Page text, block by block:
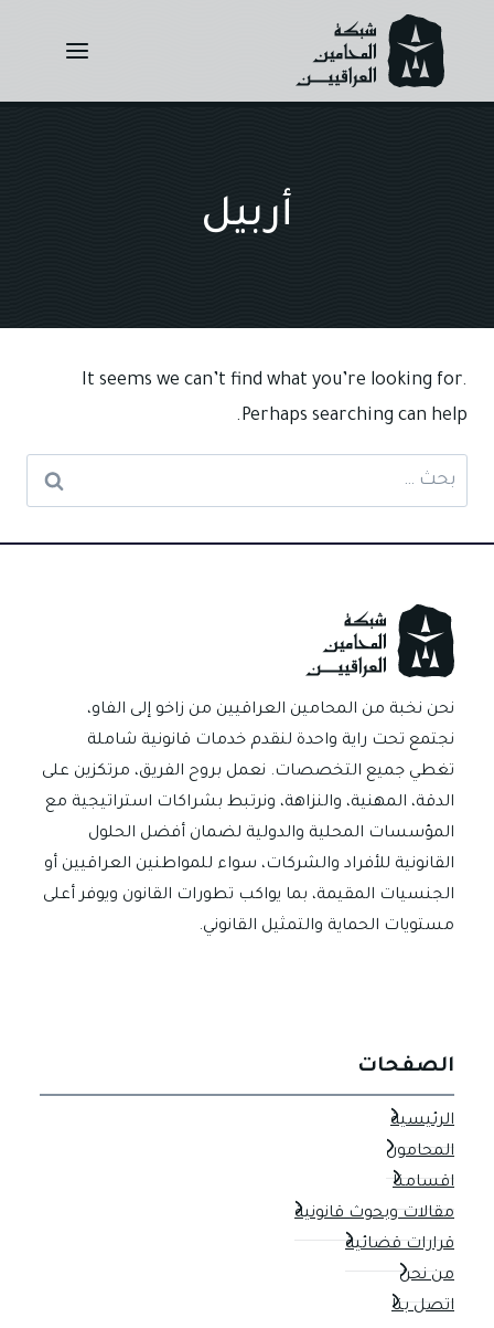
content
أربيل
It seems we can’t find what you’re looking for.
Perhaps searching can help.
البحث
عن:
نحن نخبة من المحامين العراقيين من زاخو إلى الفاو،
نجتمع تحت راية واحدة لنقدم خدمات قانونية شاملة
تغطي جميع التخصصات. نعمل بروح الفريق، مرتكزين على
الدقة، المهنية، والنزاهة، ونرتبط بشراكات استراتيجية مع
المؤسسات المحلية والدولية لضمان أفضل الحلول
القانونية للأفراد والشركات، سواء للمواطنين العراقيين أو
الجنسيات المقيمة، بما يواكب تطورات القانون ويوفر أعلى
مستويات الحماية والتمثيل القانوني.
الصفحات
الرئيسية
المحامون
اقسامنا
مقالات وبحوث قانونية
قرارات قضائية
من نحن
اتصل بنا